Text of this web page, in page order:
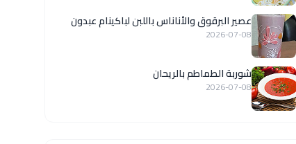
عصير البرقوق والأناناس باللبن لباكينام عبدون
2026-07-08
شوربة الطماطم بالريحان
2026-07-08